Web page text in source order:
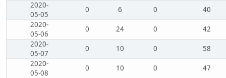
2020-
05-05
0 6 0
40
2020-
05-06
0 24 0
42
2020-
05-07
0 10 0
58
2020-
05-08
0 10 0
47